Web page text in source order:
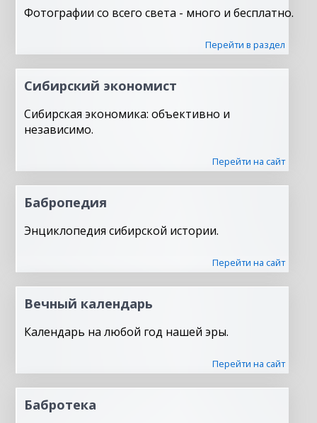
Фотографии со всего света - много и бесплатно.
Перейти в раздел
Сибирский экономист
Сибирская экономика: объективно и
независимо.
Перейти на сайт
Бабропедия
Энциклопедия сибирской истории.
Перейти на сайт
Вечный календарь
Календарь на любой год нашей эры.
Перейти на сайт
Бабротека